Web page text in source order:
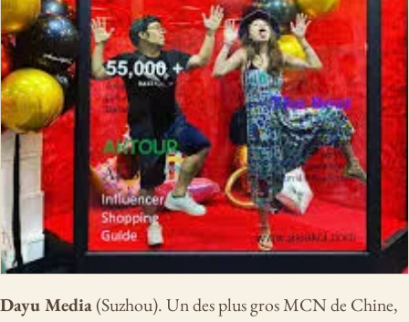
Dayu Media(Suzhou). Un des plus gros MCN de Chine,